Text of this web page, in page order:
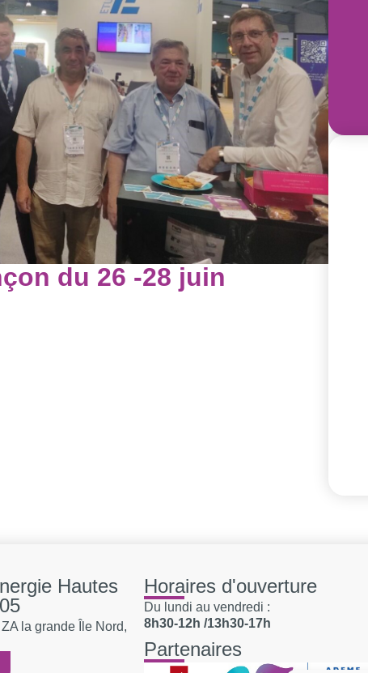
du 26 -28 juin
Hautes
la grande Île Nord,
Horaires d'ouverture
Du lundi au vendredi :
8h30-12h /13h30-17h
Partenaires